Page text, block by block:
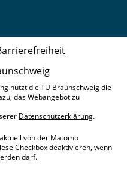
nutzt die TU Braunschweig die
das Webangebot zu
Datenschutzerklärung.
von der Matomo
Checkbox deaktivieren, wenn
darf.